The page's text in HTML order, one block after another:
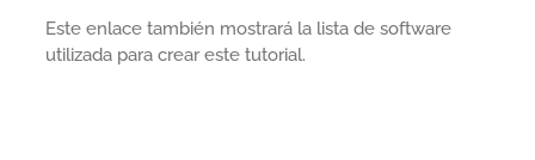
Este enlace también mostrará la lista de software
utilizada para crear este tutorial.